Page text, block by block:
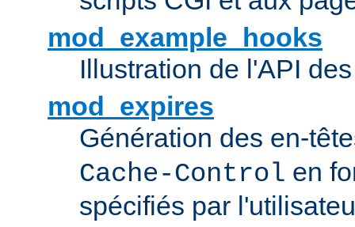
mod_example_hooks
Illustration de l'API
mod_expires
Génération des en-
Cache-Control en
spécifiés par